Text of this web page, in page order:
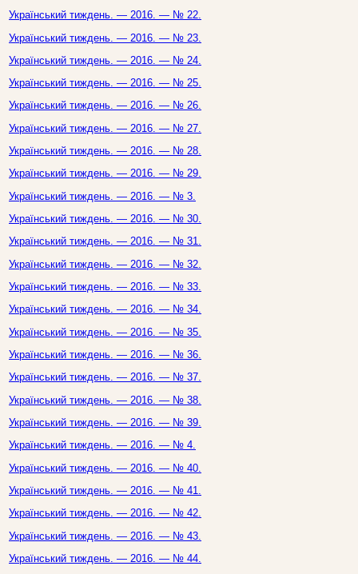
Український тиждень. — 2016. — № 22.
Український тиждень. — 2016. — № 23.
Український тиждень. — 2016. — № 24.
Український тиждень. — 2016. — № 25.
Український тиждень. — 2016. — № 26.
Український тиждень. — 2016. — № 27.
Український тиждень. — 2016. — № 28.
Український тиждень. — 2016. — № 29.
Український тиждень. — 2016. — № 3.
Український тиждень. — 2016. — № 30.
Український тиждень. — 2016. — № 31.
Український тиждень. — 2016. — № 32.
Український тиждень. — 2016. — № 33.
Український тиждень. — 2016. — № 34.
Український тиждень. — 2016. — № 35.
Український тиждень. — 2016. — № 36.
Український тиждень. — 2016. — № 37.
Український тиждень. — 2016. — № 38.
Український тиждень. — 2016. — № 39.
Український тиждень. — 2016. — № 4.
Український тиждень. — 2016. — № 40.
Український тиждень. — 2016. — № 41.
Український тиждень. — 2016. — № 42.
Український тиждень. — 2016. — № 43.
Український тиждень. — 2016. — № 44.